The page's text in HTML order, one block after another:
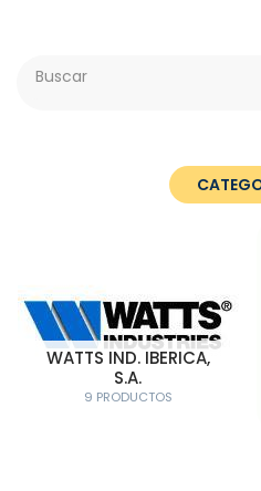
WATTS IND. IBERICA,
S.A.
9 PRODUCTOS